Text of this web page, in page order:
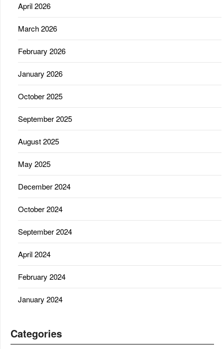
April 2026
March 2026
February 2026
January 2026
October 2025
September 2025
August 2025
May 2025
December 2024
October 2024
September 2024
April 2024
February 2024
January 2024
Categories